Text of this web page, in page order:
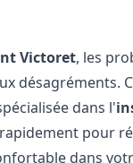
Victoret, les
désagréments.
dans l'
pour
dans